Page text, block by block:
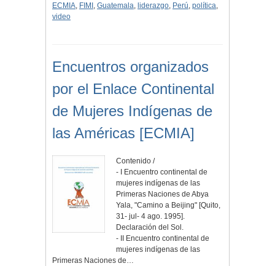
ECMIA, FIMI , Guatemala, liderazgo, Perú, política,
video
Encuentros organizados
por el Enlace Continental
de Mujeres Indígenas de
las Américas [ECMIA]
Contenido /
- I Encuentro continental de
mujeres indígenas de las
Primeras Naciones de Abya
Yala, "Camino a Beijing" [Quito,
31- jul- 4 ago. 1995].
Declaración del Sol.
- II Encuentro continental de
mujeres indígenas de las
Primeras Naciones de…